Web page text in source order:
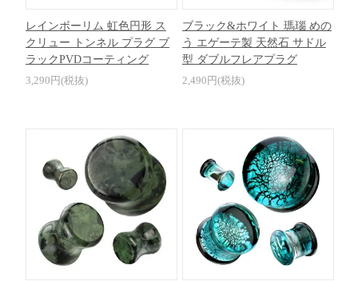
レインボーリム 虹色円形 ス
クリュー トンネル プラグ ブ
ラックPVDコーティング
3,290円(税抜)
ブラック&ホワイト 瑪瑙 めの
う エゲーテ製 天然石 サドル
型 ダブルフレアプラグ
2,490円(税抜)